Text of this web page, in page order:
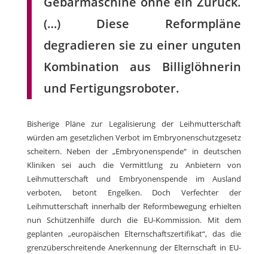
(…) Diese Reformpläne
degradieren sie zu einer unguten
Kombination aus Billiglöhnerin
und Fertigungsroboter.
Bisherige Pläne zur Legalisierung der Leihmutterschaft
würden am gesetzlichen Verbot im Embryonenschutzgesetz
scheitern. Neben der „Embryonenspende“ in deutschen
Kliniken sei auch die Vermittlung zu Anbietern von
Leihmutterschaft und Embryonenspende im Ausland
verboten, betont Engelken. Doch Verfechter der
Leihmutterschaft innerhalb der Reformbewegung erhielten
nun Schützenhilfe durch die EU-Kommission. Mit dem
geplanten „europäischen Elternschaftszertifikat“, das die
grenzüberschreitende Anerkennung der Elternschaft in EU-